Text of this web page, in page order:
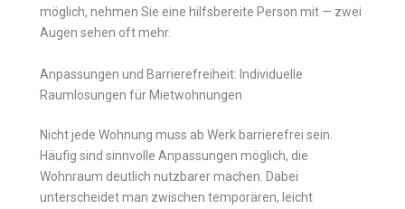
möglich, nehmen Sie eine hilfsbereite Person mit — zwei
Augen sehen oft mehr.
Anpassungen und Barrierefreiheit: Individuelle
Raumlösungen für Mietwohnungen
Nicht jede Wohnung muss ab Werk barrierefrei sein.
Häufig sind sinnvolle Anpassungen möglich, die
Wohnraum deutlich nutzbarer machen. Dabei
unterscheidet man zwischen temporären, leicht